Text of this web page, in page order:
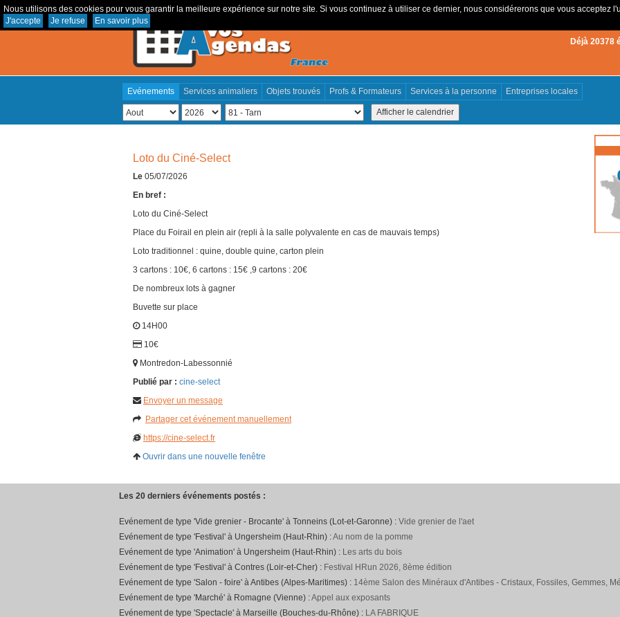
Nous utilisons des cookies pour vous garantir la meilleure expérience sur notre site. Si vous continuez à utiliser ce dernier, nous considérerons que vous acceptez
J'accepte
Je refuse En savoir plus
Déjà 20378
Evénements Services animaliers Objets trouvés Profs & Formateurs Services à la personne Entreprises locales
Loto du Ciné-Select
Le 05/07/2026
En bref :
Loto du Ciné-Select
Place du Foirail en plein air (repli à la salle polyvalente en cas de mauvais temps)
Loto traditionnel : quine, double quine, carton plein
3 cartons : 10€, 6 cartons : 15€ ,9 cartons : 20€
De nombreux lots à gagner
Buvette sur place
14H00
10€
Montredon-Labessonnié
Publié par : cine-select
Envoyer un message
Partager cet événement manuellement
https://cine-select.fr
Ouvrir dans une nouvelle fenêtre
Les 20 derniers événements postés :
Evénement de type 'Vide grenier - Brocante' à Tonneins (Lot-et-Garonne) : Vide grenier de l'aet
Evénement de type 'Festival' à Ungersheim (Haut-Rhin) :Au nom de la pomme
Evénement de type 'Animation' à Ungersheim (Haut-Rhin) : Les arts du bois
Evénement de type 'Festival' à Contres (Loir-et-Cher) : Festival HRun 2026, 8ème édition
Evénement de type 'Salon - foire' à Antibes (Alpes-Maritimes) : 14ème Salon des Minéraux d'Antibes - Cristaux, Fossiles, Gemmes,
Evénement de type 'Marché' à Romagne (Vienne) :Appel aux exposants
Evénement de type 'Spectacle' à Marseille (Bouches-du-Rhône) : LA FABRIQUE